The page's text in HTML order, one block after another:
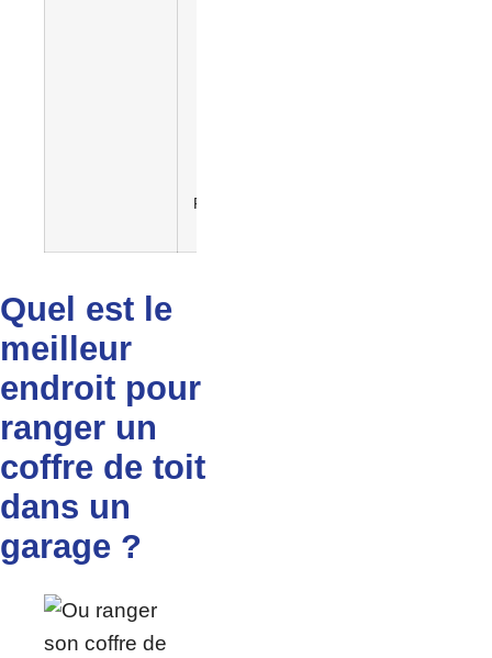
Positionnement
Quel est le
meilleur
endroit pour
ranger un
coffre de toit
dans un
garage ?